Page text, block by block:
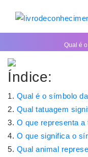
Qual é
Índice:
Qual é o símbolo
Qual tatuagem
O que representa
O que significa o
Qual animal